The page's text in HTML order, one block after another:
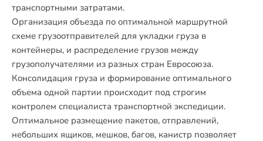
транспортными затратами.
Организация объезда по оптимальной маршрутной
схеме грузоотправителей для укладки груза в
контейнеры, и распределение грузов между
грузополучателями из разных стран Евросоюза.
Консолидация груза и формирование оптимального
объема одной партии происходит под строгим
контролем специалиста транспортной экспедиции.
Оптимальное размещение пакетов, отправлений,
небольших ящиков, мешков, багов, канистр позволяет